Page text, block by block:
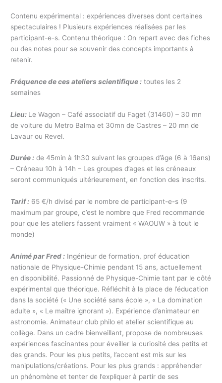
Contenu expérimental : expériences diverses dont certaines
spectaculaires ! Plusieurs expériences réalisées par les
participant-e-s. Contenu théorique : On repart avec des fiches
ou des notes pour se souvenir des concepts importants à
retenir.
Fréquence de ces ateliers scientifique : toutes les 2
semaines
Lieu: Le Wagon – Café associatif du Faget (31460) – 30 mn
de voiture du Metro Balma et 30mn de Castres – 20 mn de
Lavaur ou Revel.
Durée : de 45min à 1h30 suivant les groupes d’âge (6 à 16ans)
– Créneau 10h à 14h – Les groupes d’ages et les créneaux
seront communiqués ultérieurement, en fonction des inscrits.
Tarif : 65 €/h divisé par le nombre de participant-e-s (9
maximum par groupe, c’est le nombre que Fred recommande
pour que les ateliers fassent vraiment « WAOUW » à tout le
monde)
Animé par Fred : Ingénieur de formation, prof éducation
nationale de Physique-Chimie pendant 15 ans, actuellement
en disponibilité. Passionné de Physique-Chimie tant par le côté
expérimental que théorique. Réfléchit à la place de l’éducation
dans la société (« Une société sans école », « La domination
adulte », « Le maître ignorant »). Expérience d’animateur en
astronomie. Animateur club philo et atelier scientifique au
collège. Dans un cadre bienveillant, propose de nombreuses
expériences fascinantes pour éveiller la curiosité des petits et
des grands. Pour les plus petits, l’accent est mis sur les
manipulations/créations. Pour les plus grands : appréhender
un phénomène et tenter de l’expliquer à partir de ses